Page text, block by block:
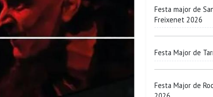
Festa major de
Freixenet 2026
Festa Major de
Festa Major de